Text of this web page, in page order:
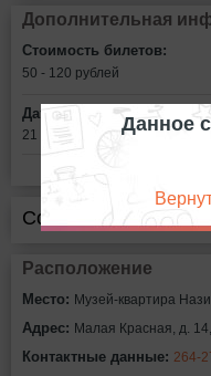
Дополнительная
Стоимость билетов:
50 - 120 рублей
Дата:
21 декабря в 15:00
Сообщить об ошибке
Расположение
Место: Музей-квартира
Адрес: Малая Красная, д. 14,
Контактные данные: 264-
Данное